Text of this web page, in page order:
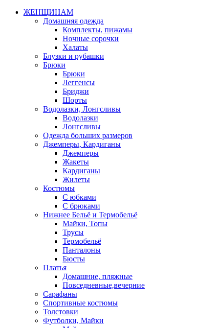
ЖЕНЩИНАМ
Домашняя одежда
Комплекты, пижамы
Ночные сорочки
Халаты
Блузки и рубашки
Брюки
Брюки
Леггенсы
Бриджи
Шорты
Водолазки, Лонгсливы
Водолазки
Лонгсливы
Одежда больших размеров
Джемперы, Кардиганы
Джемперы
Жакеты
Кардиганы
Жилеты
Костюмы
С юбками
С брюками
Нижнее Бельё и Термобельё
Майки, Топы
Трусы
Термобельё
Панталоны
Бюсты
Платья
Домашние, пляжные
Повседневные,вечерние
Сарафаны
Спортивные костюмы
Толстовки
Футболки, Майки